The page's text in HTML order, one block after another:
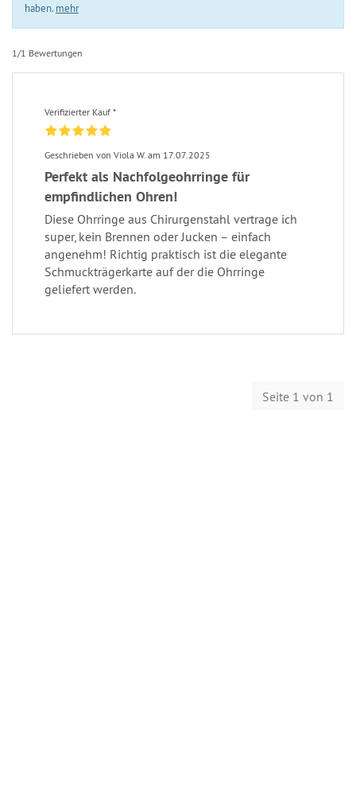
haben. mehr
1/1 Bewertungen
Verifizierter Kauf *
Geschrieben von Viola W. am 17.07.2025
Perfekt als Nachfolgeohrringe für
empfindlichen Ohren!
Diese Ohrringe aus Chirurgenstahl vertrage ich
super, kein Brennen oder Jucken – einfach
angenehm! Richtig praktisch ist die elegante
Schmuckträgerkarte auf der die Ohrringe
geliefert werden.
Seite 1 von 1